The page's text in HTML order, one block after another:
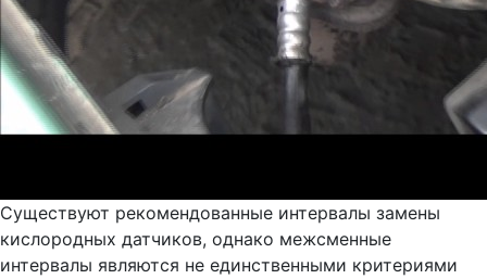
Существуют рекомендованные интервалы замены
кислородных датчиков, однако межсменные
интервалы являются не единственными критериями